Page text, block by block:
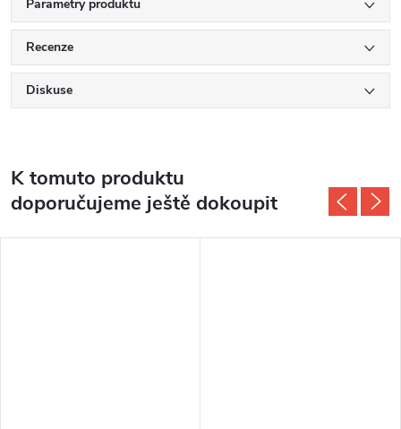
Parametry produktu
Recenze
Diskuse
K tomuto produktu
doporučujeme ještě dokoupit